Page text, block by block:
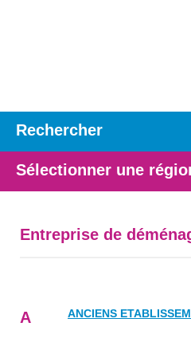
Rechercher
Sélectionner une
Entreprise de
A ANCIENS